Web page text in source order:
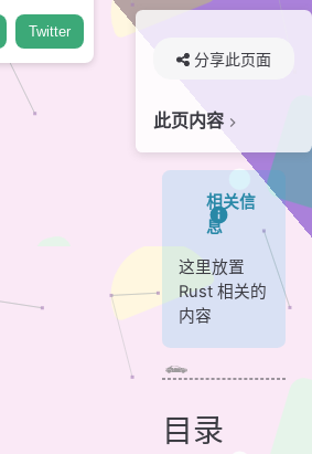
分享此页面
此页内容
贡献者
相关信
息
这里放置
Rust 相关的
内容
目录
Twitter